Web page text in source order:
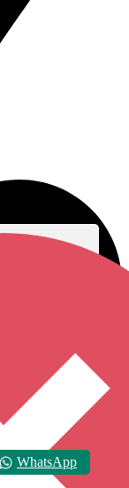
WhatsApp